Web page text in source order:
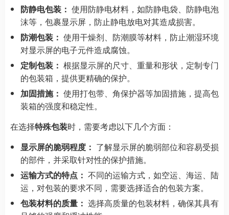
防静电包装： 使用防静电材料，如防静电袋、防静电泡
沫等，包裹显示屏，防止静电放电对其造成损害。
防潮包装： 使用干燥剂、防潮膜等材料，防止潮湿环境
对显示屏的电子元件造成腐蚀。
定制包装： 根据显示屏的尺寸、重量和形状，定制专门
的包装箱，提供更精确的保护。
加固措施： 使用打包带、角保护器等加固措施，提高包
装箱的强度和稳定性。
在选择特殊包装时，需要考虑以下几个方面：
显示屏的脆弱程度： 了解显示屏的脆弱部位和容易受损
的部件，并采取针对性的保护措施。
运输方式的特点： 不同的运输方式，如空运、海运、陆
运，对包装的要求不同，需要选择适合的包装方案。
包装材料的质量： 选择高质量的包装材料，确保其具有